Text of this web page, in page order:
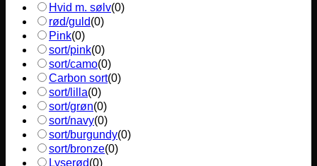
Hvid m. sølv(0)
rød/guld(0)
Pink(0)
sort/pink(0)
sort/camo(0)
Carbon sort(0)
sort/lilla(0)
sort/grøn(0)
sort/navy(0)
sort/burgundy(0)
sort/bronze(0)
Lyserød(0)